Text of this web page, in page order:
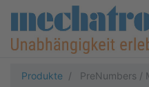
Produkte PreNumbers /